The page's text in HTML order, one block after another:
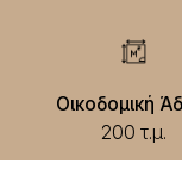
Οικοδομική
200 τ.μ.